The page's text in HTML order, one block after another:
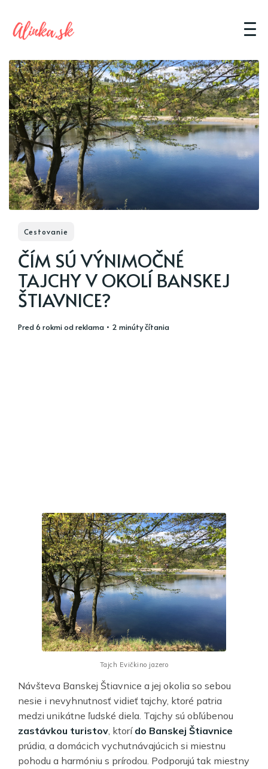
Cestovanie
ČÍM SÚ VÝNIMOČNÉ
TAJCHY V OKOLÍ BANSKEJ
ŠTIAVNICE?
pred 6 rokmiodreklama • 2 minúty čítania
Tajch Evičkino jazero
Návšteva Banskej Štiavnice a jej okolia so sebou
nesie i nevyhnutnosť vidieť tajchy, ktoré patria
medzi unikátne ľudské diela. Tajchy sú obľúbenou
zastávkou turistov, ktorí do Banskej Štiavnice
prúdia, a domácich vychutnávajúcich si miestnu
pohodu a harmóniu s prírodou. Podporujú tak miestny